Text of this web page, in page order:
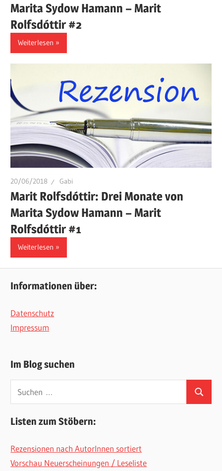
Marita Sydow Hamann – Marit
Rolfsdóttir #2
Weiterlesen
20/06/2018 Gabi
Marit Rolfsdóttir: Drei Monate von
Marita Sydow Hamann – Marit
Rolfsdóttir #1
Weiterlesen
Informationen über:
Datenschutz
Impressum
Im Blog suchen
Suchen
nach:
Suchen
Listen zum Stöbern:
Rezensionen nach AutorInnen sortiert
Vorschau Neuerscheinungen / Leseliste